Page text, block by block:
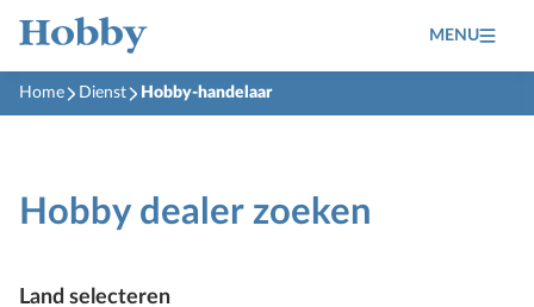
MENU
Home Dienst Hobby-handelaar
Hobby dealer zoeken
Land selecteren